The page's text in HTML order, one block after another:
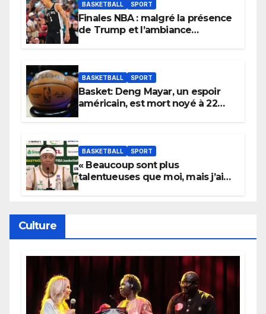
BASKETBALL SPORT
Finales NBA : malgré la présence
de Trump et l’ambiance
BASKETBALL SPORT
Basket: Deng Mayar, un espoir
américain, est mort noyé à 22
BASKETBALL SPORT
« Beaucoup sont plus
talentueuses que moi, mais j’ai
Culture